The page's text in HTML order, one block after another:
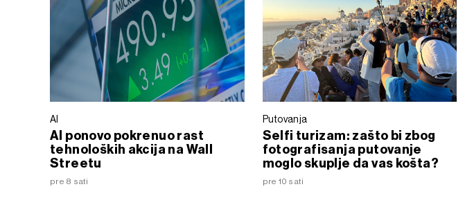
AI
AI ponovo pokrenuo rast
tehnoloških akcija na Wall
Streetu
pre 8 sati
Putovanja
Selfi turizam: zašto bi zbog
fotografisanja putovanje
moglo skuplje da vas košta?
pre 10 sati